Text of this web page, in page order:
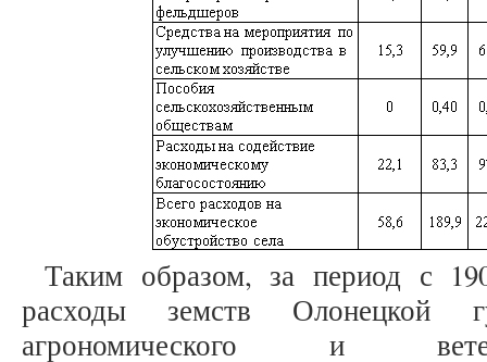
Таким образом, за период с
расходы земств Олонецкой
агрономического и